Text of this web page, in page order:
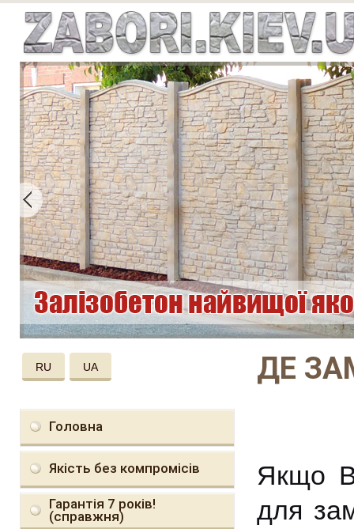
RU UA
Головна
Якість без компромісів
Гарантія 7 років!
(справжня)
ДЕ
Якщо
для